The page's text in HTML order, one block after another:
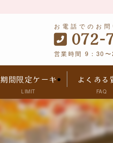
お電話でのお
072-
営業時間 9：30
期間限定ケーキ
LIMIT
よくある
FAQ